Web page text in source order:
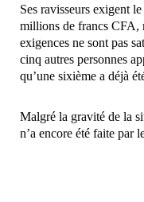
Ses ravisseurs exigent
millions de francs CFA,
exigences ne sont pas
cinq autres personnes
qu’une sixième a déjà
Malgré la gravité de la
n’a encore été faite par